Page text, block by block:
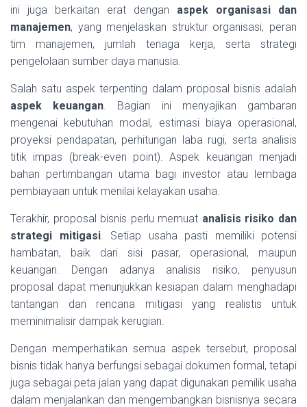
ini juga berkaitan erat dengan aspek organisasi dan
manajemen, yang menjelaskan struktur organisasi, peran
tim manajemen, jumlah tenaga kerja, serta strategi
pengelolaan sumber daya manusia.
Salah satu aspek terpenting dalam proposal bisnis adalah
aspek keuangan. Bagian ini menyajikan gambaran
mengenai kebutuhan modal, estimasi biaya operasional,
proyeksi pendapatan, perhitungan laba rugi, serta analisis
titik impas (break-even point). Aspek keuangan menjadi
bahan pertimbangan utama bagi investor atau lembaga
pembiayaan untuk menilai kelayakan usaha.
Terakhir, proposal bisnis perlu memuat analisis risiko dan
strategi mitigasi. Setiap usaha pasti memiliki potensi
hambatan, baik dari sisi pasar, operasional, maupun
keuangan. Dengan adanya analisis risiko, penyusun
proposal dapat menunjukkan kesiapan dalam menghadapi
tantangan dan rencana mitigasi yang realistis untuk
meminimalisir dampak kerugian.
Dengan memperhatikan semua aspek tersebut, proposal
bisnis tidak hanya berfungsi sebagai dokumen formal, tetapi
juga sebagai peta jalan yang dapat digunakan pemilik usaha
dalam menjalankan dan mengembangkan bisnisnya secara